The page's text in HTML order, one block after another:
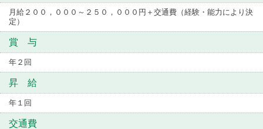
月給２００，０００～２５０，０００円＋交通費（経験・能力により決
定）
賞 与
年２回
昇 給
年１回
交通費